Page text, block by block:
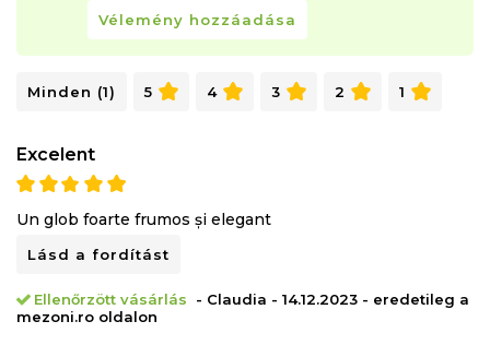
Vélemény hozzáadása
Minden (1) 5 4 3 2 1
Excelent
Un glob foarte frumos și elegant
Lásd a fordítást
Ellenőrzött vásárlás
- Claudia - 14.12.2023 - eredetileg a
mezoni.ro oldalon